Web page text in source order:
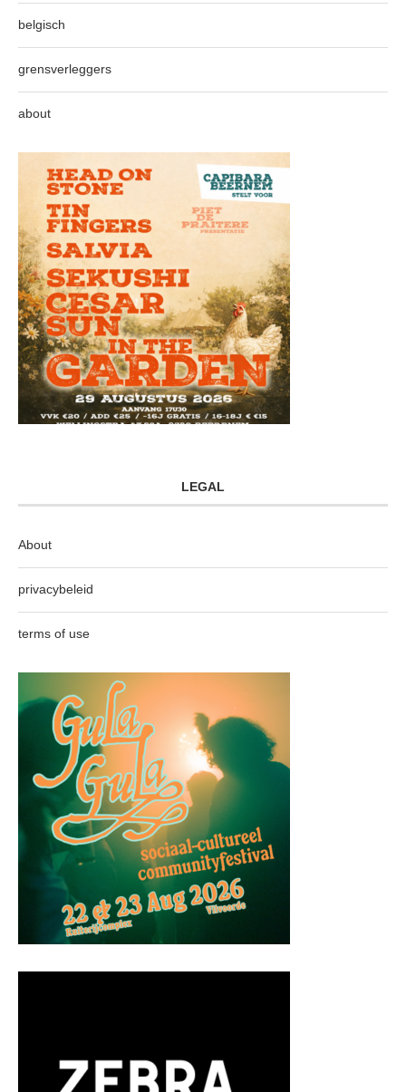
belgisch
grensverleggers
about
LEGAL
About
privacybeleid
terms of use